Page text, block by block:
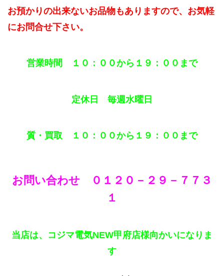
お預かりの出来ないお品物もありますので、お気軽
にお問合せ下さい。
営業時間 １０：００から１９：００まで
定休日 毎週水曜日
質・買取 １０：００から１９：００まで
お問い合わせ ０１２０－２９－７７３
１
当店は、コジマ電気NEW甲府店様向かいになりま
す